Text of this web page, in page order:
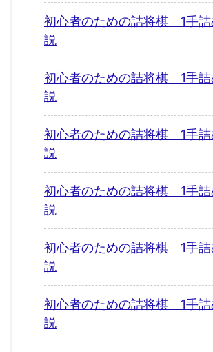
初心者のための詰将棋 1手
説
初心者のための詰将棋 1手
説
初心者のための詰将棋 1手
説
初心者のための詰将棋 1手
説
初心者のための詰将棋 1手
説
初心者のための詰将棋 1手
説